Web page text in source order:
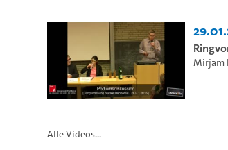
Mirjam
Alle Videos...